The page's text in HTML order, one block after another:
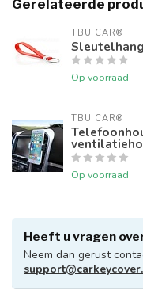
Gerelateerde
TBU CAR®
Op voorraad
TBU CAR®
Op voorraad
Heeft u vragen
Neem dan gerust